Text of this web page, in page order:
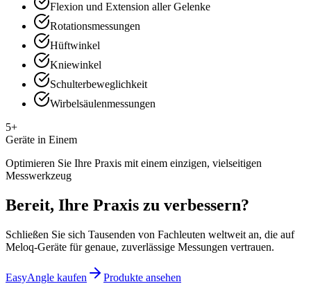
Flexion und Extension aller Gelenke
Rotationsmessungen
Hüftwinkel
Kniewinkel
Schulterbeweglichkeit
Wirbelsäulenmessungen
5+
Geräte in Einem
Optimieren Sie Ihre Praxis mit einem einzigen, vielseitigen
Messwerkzeug
Bereit, Ihre Praxis zu verbessern?
Schließen Sie sich Tausenden von Fachleuten weltweit an, die auf
Meloq-Geräte für genaue, zuverlässige Messungen vertrauen.
EasyAngle kaufen Produkte ansehen